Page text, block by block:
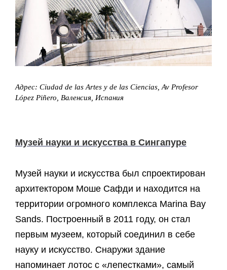
Адрес: Ciudad de las Artes y de las Ciencias, Av Profesor
López Piñero, Валенсия, Испания
Музей науки и искусства в Сингапуре
Музей науки и искусства был спроектирован
архитектором Моше Сафди и находится на
территории огромного комплекса Marina Bay
Sands. Построенный в 2011 году, он стал
первым музеем, который соединил в себе
науку и искусство. Снаружи здание
напоминает лотос с «лепестками», самый